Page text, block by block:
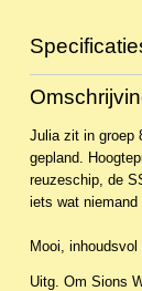
Productcode
EAN code
Productcode
Julia zit in groep
gepland.
reuzeschip, de
iets wat
Mooi,
Uitg. Om Sions